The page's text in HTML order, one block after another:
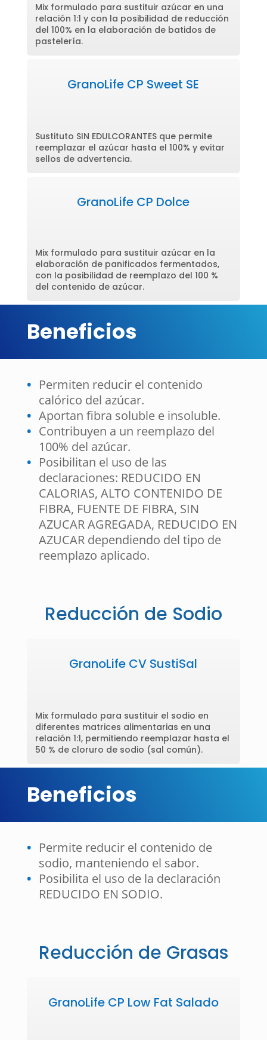
Mix formulado para sustituir azúcar en una
relación 1:1 y con la posibilidad de reducción
del 100% en la elaboración de batidos de
pastelería.
GranoLife CP Sweet SE
Sustituto SIN EDULCORANTES que permite
reemplazar el azúcar hasta el 100% y evitar
sellos de advertencia.
GranoLife CP Dolce
Mix formulado para sustituir azúcar en la
elaboración de panificados fermentados,
con la posibilidad de reemplazo del 100 %
del contenido de azúcar.
Beneficios
Permiten reducir el contenido
calórico del azúcar.
Aportan fibra soluble e insoluble.
Contribuyen a un reemplazo del
100% del azúcar.
Posibilitan el uso de las
declaraciones: REDUCIDO EN
CALORIAS, ALTO CONTENIDO DE
FIBRA, FUENTE DE FIBRA, SIN
AZUCAR AGREGADA, REDUCIDO EN
AZUCAR dependiendo del tipo de
reemplazo aplicado.
Reducción de Sodio
GranoLife CV SustiSal
Mix formulado para sustituir el sodio en
diferentes matrices alimentarias en una
relación 1:1, permitiendo reemplazar hasta el
50 % de cloruro de sodio (sal común).
Beneficios
Permite reducir el contenido de
sodio, manteniendo el sabor.
Posibilita el uso de la declaración
REDUCIDO EN SODIO.
Reducción de Grasas
GranoLife CP Low Fat Salado